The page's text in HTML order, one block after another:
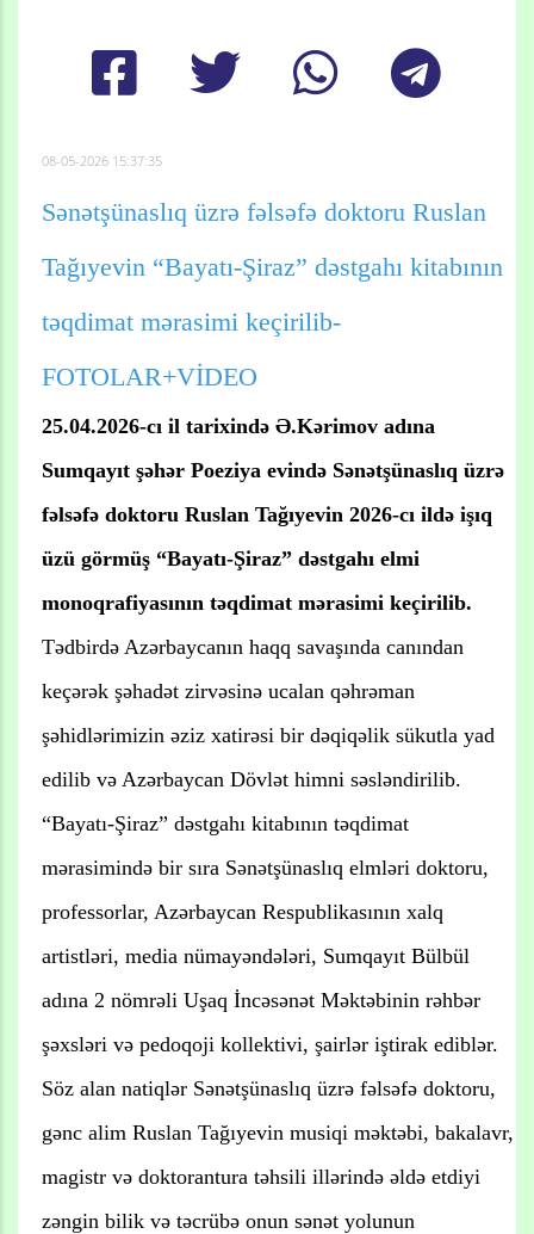
08-05-2026 15:37:35
Sənətşünaslıq üzrə fəlsəfə doktoru Ruslan
Tağıyevin “Bayatı-Şiraz” dəstgahı kitabının
təqdimat mərasimi keçirilib-
FOTOLAR+VİDEO
25.04.2026-cı il tarixində Ə.Kərimov adına
Sumqayıt şəhər Poeziya evində Sənətşünaslıq üzrə
fəlsəfə doktoru Ruslan Tağıyevin 2026-cı ildə işıq
üzü görmüş “Bayatı-Şiraz” dəstgahı elmi
monoqrafiyasının təqdimat mərasimi keçirilib.
Tədbirdə Azərbaycanın haqq savaşında canından
keçərək şəhadət zirvəsinə ucalan qəhrəman
şəhidlərimizin əziz xatirəsi bir dəqiqəlik sükutla yad
edilib və Azərbaycan Dövlət himni səsləndirilib.
“Bayatı-Şiraz” dəstgahı kitabının təqdimat
mərasimində bir sıra Sənətşünaslıq elmləri doktoru,
professorlar, Azərbaycan Respublikasının xalq
artistləri, media nümayəndələri, Sumqayıt Bülbül
adına 2 nömrəli Uşaq İncəsənət Məktəbinin rəhbər
şəxsləri və pedoqoji kollektivi, şairlər iştirak ediblər.
Söz alan natiqlər Sənətşünaslıq üzrə fəlsəfə doktoru,
gənc alim Ruslan Tağıyevin musiqi məktəbi, bakalavr,
magistr və doktorantura təhsili illərində əldə etdiyi
zəngin bilik və təcrübə onun sənət yolunun